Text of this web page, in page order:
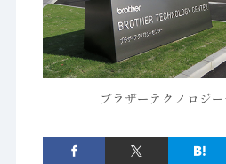
ブラザーテクノロジ